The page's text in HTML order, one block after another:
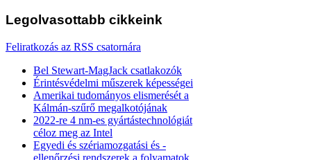
Legolvasottabb cikkeink
Feliratkozás az RSS csatornára
Bel Stewart-MagJack csatlakozók
Érintésvédelmi műszerek képességei
Amerikai tudományos elismerését a
Kálmán-szűrő megalkotójának
2022-re 4 nm-es gyártástechnológiát
céloz meg az Intel
Egyedi és szériamozgatási és -
ellenőrzési rendszerek a folyamatok